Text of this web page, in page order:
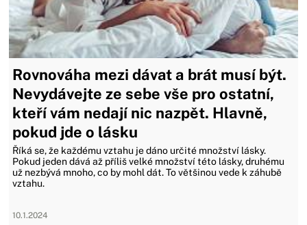
Rovnováha mezi dávat a brát musí být.
Nevydávejte ze sebe vše pro ostatní,
kteří vám nedají nic nazpět. Hlavně,
pokud jde o lásku
Říká se, že každému vztahu je dáno určité množství lásky.
Pokud jeden dává až příliš velké množství této lásky, druhému
už nezbývá mnoho, co by mohl dát. To většinou vede k záhubě
vztahu.
10.1.2024